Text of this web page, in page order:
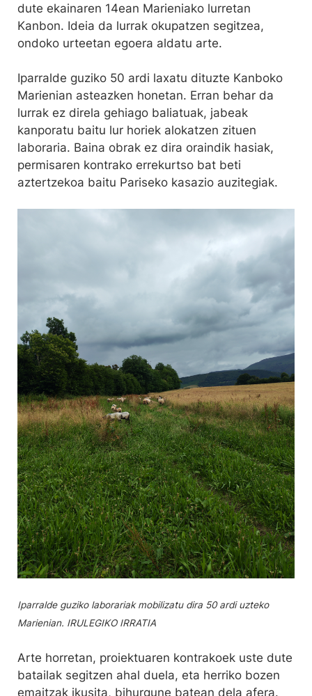
dute ekainaren 14ean Marieniako lurretan
Kanbon. Ideia da lurrak okupatzen segitzea,
ondoko urteetan egoera aldatu arte.
Iparralde guziko 50 ardi laxatu dituzte Kanboko
Marienian asteazken honetan. Erran behar da
lurrak ez direla gehiago baliatuak, jabeak
kanporatu baitu lur horiek alokatzen zituen
laboraria. Baina obrak ez dira oraindik hasiak,
permisaren kontrako errekurtso bat beti
aztertzekoa baitu Pariseko kasazio auzitegiak.
Iparralde guziko laborariak mobilizatu dira 50 ardi uzteko
Marienian. IRULEGIKO IRRATIA
Arte horretan, proiektuaren kontrakoek uste dute
batailak segitzen ahal duela, eta herriko bozen
emaitzak ikusita, bihurgune batean dela afera.